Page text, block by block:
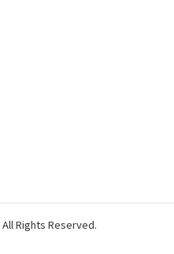
Rights Reserved.